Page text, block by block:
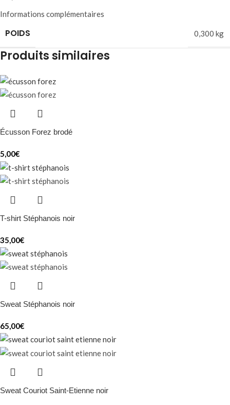
Informations complémentaires
POIDS 0,300 kg
Produits similaires
Écusson Forez brodé
5,00€
T-shirt Stéphanois noir
35,00€
Sweat Stéphanois noir
65,00€
Sweat Couriot Saint-Etienne noir